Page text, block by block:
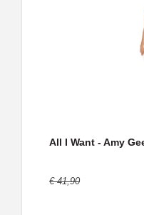
All I Want - Amy
€ 41,90